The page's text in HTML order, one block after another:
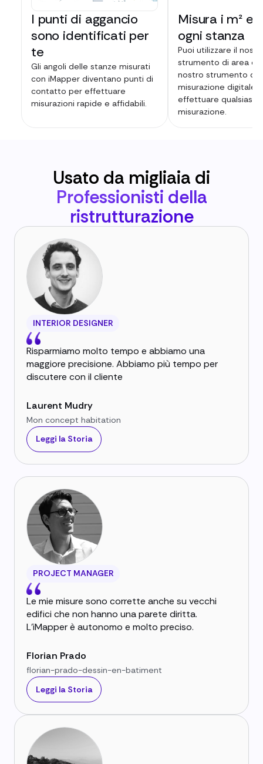
I punti di aggancio
sono identificati per
te
Gli angoli delle stanze misurati
con iMapper diventano punti di
contatto per effettuare
misurazioni rapide e affidabili.
Misura i m²
ogni stanza
Puoi utilizzare il
strumento di area
nostro strumento di
misurazione digitale
effettuare qualsiasi
misurazione.
Usato da migliaia di
Professionisti della
ristrutturazione
INTERIOR DESIGNER
Risparmiamo molto tempo e abbiamo una
maggiore precisione. Abbiamo più tempo per
discutere con il cliente
Laurent Mudry
Mon concept habitation
Leggi la Storia
PROJECT MANAGER
Le mie misure sono corrette anche su vecchi
edifici che non hanno una parete diritta.
L'iMapper è autonomo e molto preciso.
Florian Prado
florian-prado-dessin-en-batiment
Leggi la Storia